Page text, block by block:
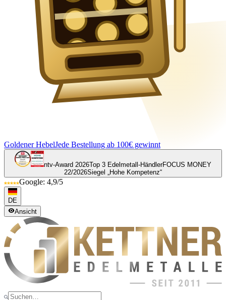
Goldener HebelJede Bestellung ab 100€ gewinnt
ntv-Award 2026Top 3 Edelmetall-HändlerFOCUS MONEY
22/2026Siegel „Hohe Kompetenz“
Google: 4,9/5
DE
Ansicht